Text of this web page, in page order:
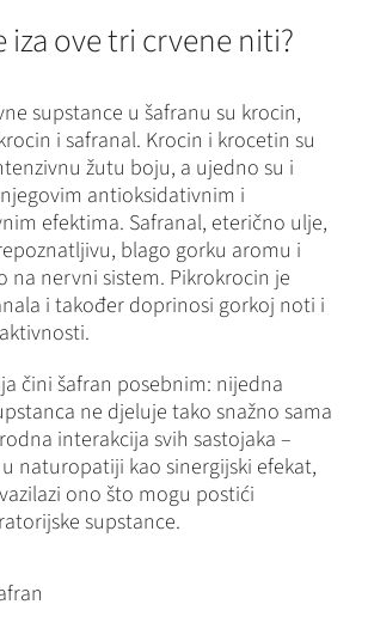
iza ove tri crvene niti?
supstance u šafranu su krocin,
i safranal. Krocin i krocetin su
žutu boju, a ujedno su i
antioksidativnim i
efektima. Safranal, eterično ulje,
blago gorku aromu i
na nervni sistem. Pikrokrocin je
i također doprinosi gorkoj noti i
čini šafran posebnim: nijedna
ne djeluje tako snažno sama
interakcija svih sastojaka –
naturopatiji kao sinergijski efekat,
ono što mogu postići
supstance.